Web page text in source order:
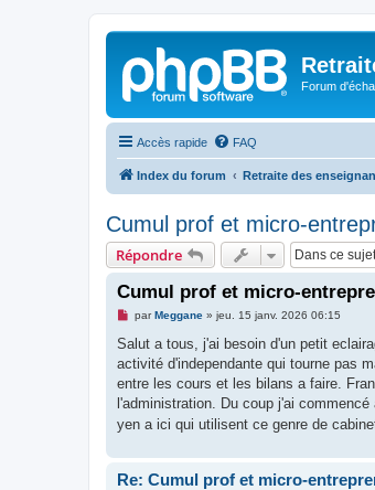
Forum
Accès rapide FAQ
Index du forum Retraite des
Cumul prof et micro-
Répondre
Cumul prof et micro-
M
s
a
g
n
o
n
u
parMeggane» jeu. 15 janv. 2026 06:15
Salut a tous, j'ai besoin d'un petit
activité d'independante qui tourne pas
entre les cours et les bilans a faire.
l'administration. Du coup j'ai
yen a ici qui utilisent ce genre de
Re: Cumul prof et micro-